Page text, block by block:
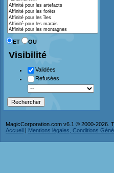
ET OU
Visibilité
Validées
Refusées
MagicCorporation.com v6.1 © 2000-2026.
Accueil | Mentions légales, Conditions